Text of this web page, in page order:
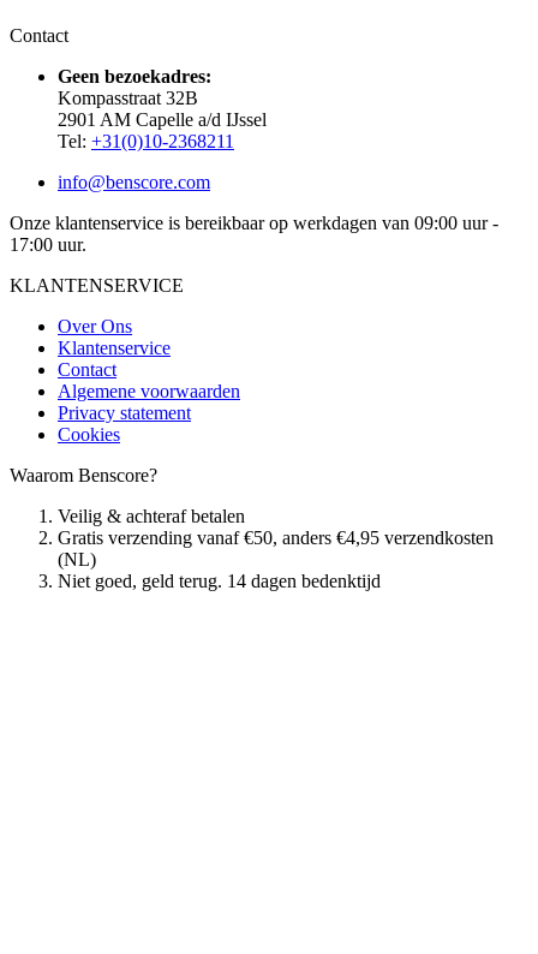
Contact
Geen bezoekadres:
Kompasstraat 32B
2901 AM Capelle a/d IJssel
Tel: +31(0)10-2368211
info@benscore.com
Onze klantenservice is bereikbaar op werkdagen van 09:00 uur -
17:00 uur.
KLANTENSERVICE
Over Ons
Klantenservice
Contact
Algemene voorwaarden
Privacy statement
Cookies
Waarom Benscore?
Veilig & achteraf betalen
Gratis verzending vanaf €50, anders €4,95 verzendkosten
(NL)
Niet goed, geld terug. 14 dagen bedenktijd